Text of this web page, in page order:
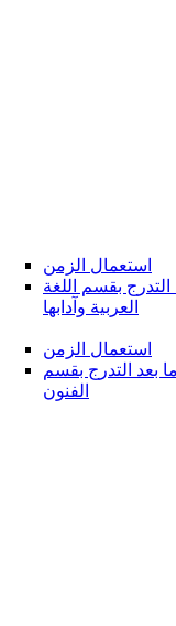
استعمال الزمن
بقسم اللغة
العربية وآدابها
استعمال الزمن
بعد التدرج بقسم
الفنون